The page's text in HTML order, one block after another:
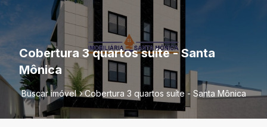
Cobertura 3 quartos suíte - Santa
Mônica
Buscar imóvel Cobertura 3 quartos suíte - Santa Mônica